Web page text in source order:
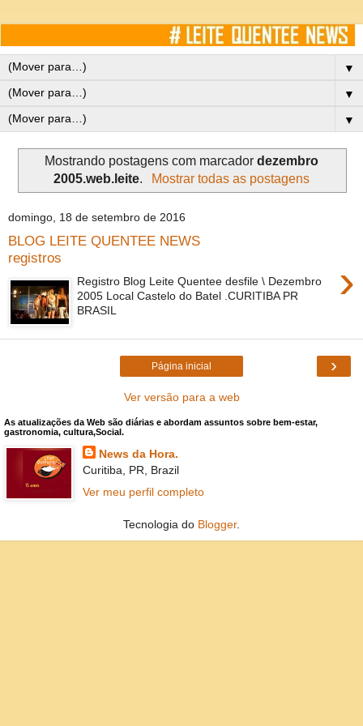
▼
▼
▼
Mostrando postagens com marcador dezembro
2005.web.leite. Mostrar todas as postagens
domingo, 18 de setembro de 2016
BLOG LEITE QUENTEE NEWS
registros
›
Registro Blog Leite Quentee desfile \ Dezembro
2005 Local Castelo do Batel .CURITIBA PR
BRASIL
›
Página inicial
Ver versão para a web
As atualizações da Web são diárias e abordam assuntos sobre bem-estar,
gastronomia, cultura,Social.
News da Hora.
Curitiba, PR, Brazil
Ver meu perfil completo
Tecnologia do Blogger.